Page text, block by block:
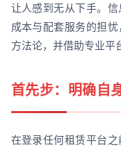
让人感到无从下手。
成本与配套服务的担
方法论，并借助专业平
首先步：明确自
在登录任何租赁平台